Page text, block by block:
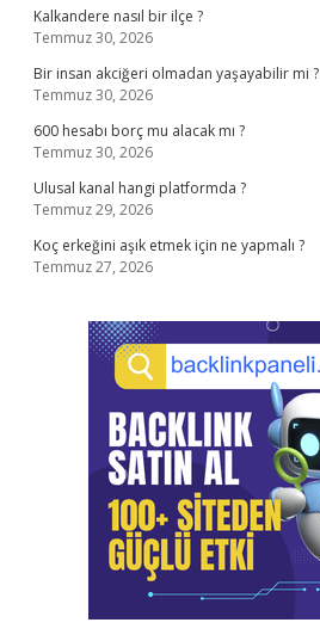
Kalkandere nasıl bir ilçe ?
Temmuz 30, 2026
Bir insan akciğeri olmadan yaşayabilir mi ?
Temmuz 30, 2026
600 hesabı borç mu alacak mı ?
Temmuz 30, 2026
Ulusal kanal hangi platformda ?
Temmuz 29, 2026
Koç erkeğini aşık etmek için ne yapmalı ?
Temmuz 27, 2026